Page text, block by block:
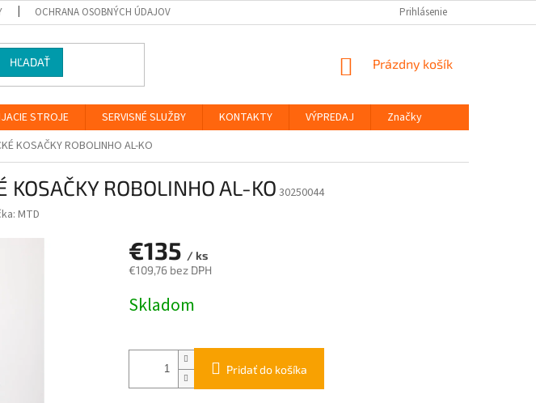
OCHRANA OSOBNÝCH ÚDAJOV Prihlásenie
HĽADAŤ
NÁKUPNÝ
Prázdny košík
STROJE SERVISNÉ SLUŽBY KONTAKTY VÝPREDAJ
Značky
KOSAČKY ROBOLINHO AL-KO
KOSAČKY ROBOLINHO AL-KO 30250044
MTD
€135 / ks
€109,76 bez DPH
cena:
Skladom
Pridať do košíka